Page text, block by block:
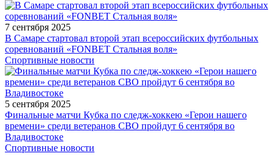
7 сентября 2025
В Самаре стартовал второй этап всероссийских футбольных
соревнований «FONBET Стальная воля»
Спортивные новости
5 сентября 2025
Финальные матчи Кубка по следж-хоккею «Герои нашего
времени» среди ветеранов СВО пройдут 6 сентября во
Владивостоке
Спортивные новости